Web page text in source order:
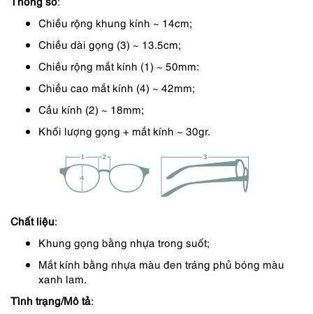
232,000 ₫.
Chiều rộng khung kính ~ 14cm;
Chiều dài gọng (3) ~ 13.5cm;
Chiều rộng mắt kính (1) ~ 50mm:
Chiều cao mắt kính (4) ~ 42mm;
Cầu kính (2) ~ 18mm;
Khối lượng gọng + mắt kính ~ 30gr.
Chất liệu:
Khung gọng bằng nhựa trong suốt;
Mắt kính bằng nhựa màu đen tráng phủ bóng màu
xanh lam.
Tình trạng/Mô tả: